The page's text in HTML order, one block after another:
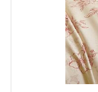
Производитель